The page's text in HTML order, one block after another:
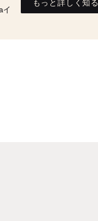
イ
もっと詳しく知る